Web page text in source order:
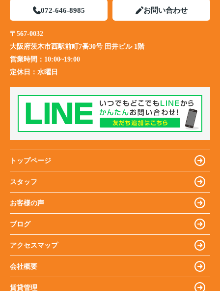
072-646-8985 お問い合わせ
〒567-0032
大阪府茨木市西駅前町7番30号 田井ビル 1階
営業時間： 10:00~19:00
定休日： 水曜日
トップページ
スタッフ
お客様の声
ブログ
アクセスマップ
会社概要
賃貸管理